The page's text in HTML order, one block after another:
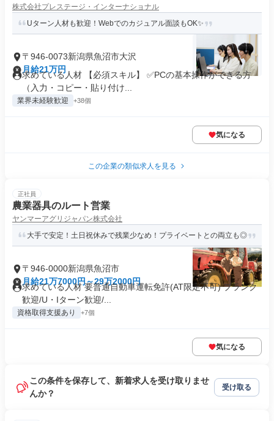
株式会社プレステージ・インターナショナル
Uターン人材も歓迎！Webでのカジュアル面談もOK✨
〒946-0073新潟県魚沼市大沢
月給21万円
求めている人材 【必須スキル】 ✅PCの基本操作ができる方
（入力・コピー・貼り付け...
業界未経験歓迎 +38個
気になる
この企業の類似求人を見る
正社員
農業器具のルート営業
ヤンマーアグリジャパン株式会社
大手で安定！土日祝休みで残業少なめ！プライベートとの両立も◎
〒946-0000新潟県魚沼市
月給21万7000円～29万2000円
求めている人材 要普通自動車運転免許(AT限定不可) ブランク
歓迎/U・Iターン歓迎/...
資格取得支援あり +7個
気になる
この条件を保存して、新着求人を受け取りませ
んか？
受け取る